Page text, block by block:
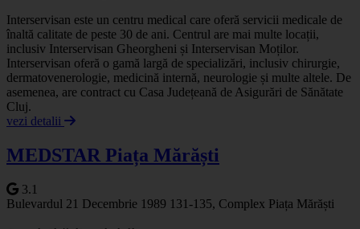
Interservisan este un centru medical care oferă servicii medicale de
înaltă calitate de peste 30 de ani. Centrul are mai multe locații,
inclusiv Interservisan Gheorgheni și Interservisan Moților.
Interservisan oferă o gamă largă de specializări, inclusiv chirurgie,
dermatovenerologie, medicină internă, neurologie și multe altele. De
asemenea, are contract cu Casa Județeană de Asigurări de Sănătate
Cluj.
vezi detalii
MEDSTAR Piața Mărăști
3.1
Bulevardul 21 Decembrie 1989 131-135, Complex Piața Mărăști